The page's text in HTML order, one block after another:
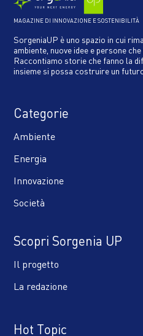
MAGAZINE DI INNOVAZIONE E SOSTENIBILITÀ
SorgeniaUP è uno spazio in cui
ambiente, nuove idee e persone
Raccontiamo storie che fanno la
insieme si possa costruire un
Categorie
Ambiente
Energia
Innovazione
Società
Scopri Sorgenia UP
Il progetto
La redazione
Hot Topic